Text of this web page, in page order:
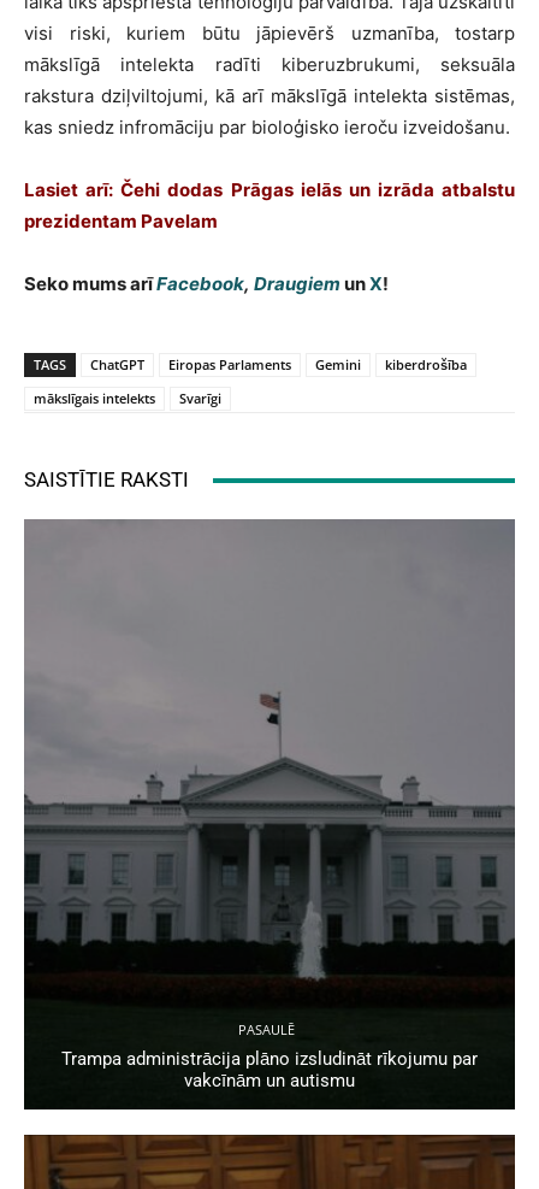
visi riski, kuriem būtu jāpievērš uzmanība, tostarp
mākslīgā intelekta radīti kiberuzbrukumi, seksuāla
rakstura dziļviltojumi, kā arī mākslīgā intelekta sistēmas,
kas sniedz infromāciju par bioloģisko ieroču izveidošanu.
Lasiet arī: Čehi dodas Prāgas ielās un izrāda atbalstu
prezidentam Pavelam
Seko mums arīFacebook, Draugiem unX!
TAGS ChatGPT Eiropas Parlaments Gemini
kiberdrošība
mākslīgais intelekts
Svarīgi
SAISTĪTIE RAKSTI
PASAULĒ
Trampa administrācija plāno izsludināt rīkojumu par
vakcīnām un autismu